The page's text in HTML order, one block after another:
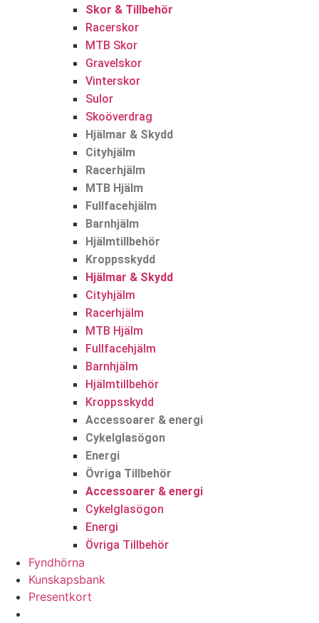
Skor & Tillbehör
Racerskor
MTB Skor
Gravelskor
Vinterskor
Sulor
Skoöverdrag
Hjälmar & Skydd
Cityhjälm
Racerhjälm
MTB Hjälm
Fullfacehjälm
Barnhjälm
Hjälmtillbehör
Kroppsskydd
Hjälmar & Skydd
Cityhjälm
Racerhjälm
MTB Hjälm
Fullfacehjälm
Barnhjälm
Hjälmtillbehör
Kroppsskydd
Accessoarer & energi
Cykelglasögon
Energi
Övriga Tillbehör
Accessoarer & energi
Cykelglasögon
Energi
Övriga Tillbehör
Fyndhörna
Kunskapsbank
Presentkort